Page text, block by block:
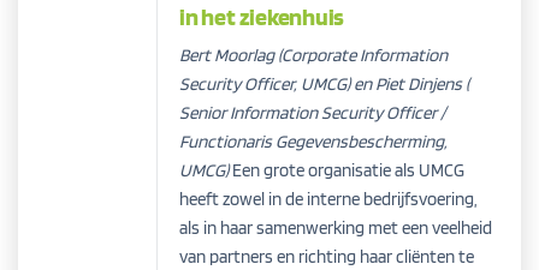
in het ziekenhuis
Bert Moorlag (Corporate Information
Security Officer, UMCG) en Piet Dinjens (
Senior Information Security Officer /
Functionaris Gegevensbescherming,
UMCG)Een grote organisatie als UMCG
heeft zowel in de interne bedrijfsvoering,
als in haar samenwerking met een veelheid
van partners en richting haar cliënten te